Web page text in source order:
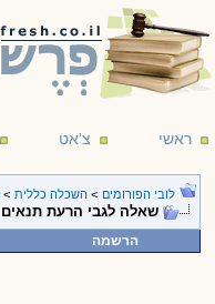
ראשי צ'אט
לובי הפורומים > השכלה כללית >
שאלה לגבי הרעת תנאים
הרשמה